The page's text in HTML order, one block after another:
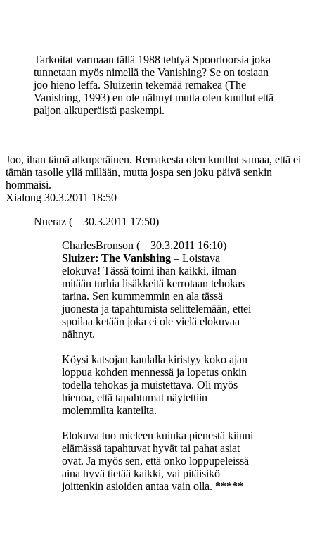
Tarkoitat varmaan tällä 1988 tehtyä Spoorloorsia joka
tunnetaan myös nimellä the Vanishing? Se on tosiaan
joo hieno leffa. Sluizerin tekemää remakea (The
Vanishing, 1993) en ole nähnyt mutta olen kuullut että
paljon alkuperäistä paskempi.
Joo, ihan tämä alkuperäinen. Remakesta olen kuullut samaa, että ei
tämän tasolle yllä millään, mutta jospa sen joku päivä senkin
hommaisi.
Xialong 30.3.2011 18:50
Nueraz (
30.3.2011 17:50)
CharlesBronson (
30.3.2011 16:10)
Sluizer: The Vanishing – Loistava
elokuva! Tässä toimi ihan kaikki, ilman
mitään turhia lisäkkeitä kerrotaan tehokas
tarina. Sen kummemmin en ala tässä
juonesta ja tapahtumista selittelemään, ettei
spoilaa ketään joka ei ole vielä elokuvaa
nähnyt.
Köysi katsojan kaulalla kiristyy koko ajan
loppua kohden mennessä ja lopetus onkin
todella tehokas ja muistettava. Oli myös
hienoa, että tapahtumat näytettiin
molemmilta kanteilta.
Elokuva tuo mieleen kuinka pienestä kiinni
elämässä tapahtuvat hyvät tai pahat asiat
ovat. Ja myös sen, että onko loppupeleissä
aina hyvä tietää kaikki, vai pitäisikö
joittenkin asioiden antaa vain olla. *****